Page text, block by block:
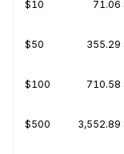
$10 71.06
$50 355.29
$100 710.58
$500 3,552.89